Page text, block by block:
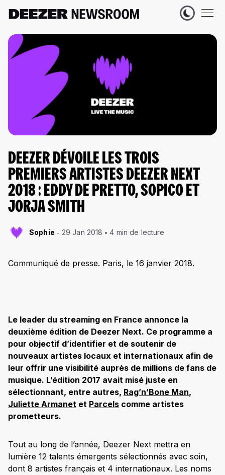
DEEZER DÉVOILE LES TROIS
PREMIERS ARTISTES DEEZER NEXT
2018 : EDDY DE PRETTO, SOPICO ET
JORJA SMITH
Sophie 29 Jan 2018 4 min de lecture
Communiqué de presse. Paris, le 16 janvier 2018.
Le leader du streaming en France annonce la
deuxième édition de Deezer Next. Ce programme a
pour objectif d’identifier et de soutenir de
nouveaux artistes locaux et internationaux afin de
leur offrir une visibilité auprès de millions de fans de
musique. L’édition 2017 avait misé juste en
sélectionnant, entre autres, Rag’n’Bone Man,
Juliette Armanet et Parcels comme artistes
prometteurs.
Tout au long de l’année, Deezer Next mettra en
lumière 12 talents émergents sélectionnés avec soin,
dont 8 artistes français et 4 internationaux. Les noms